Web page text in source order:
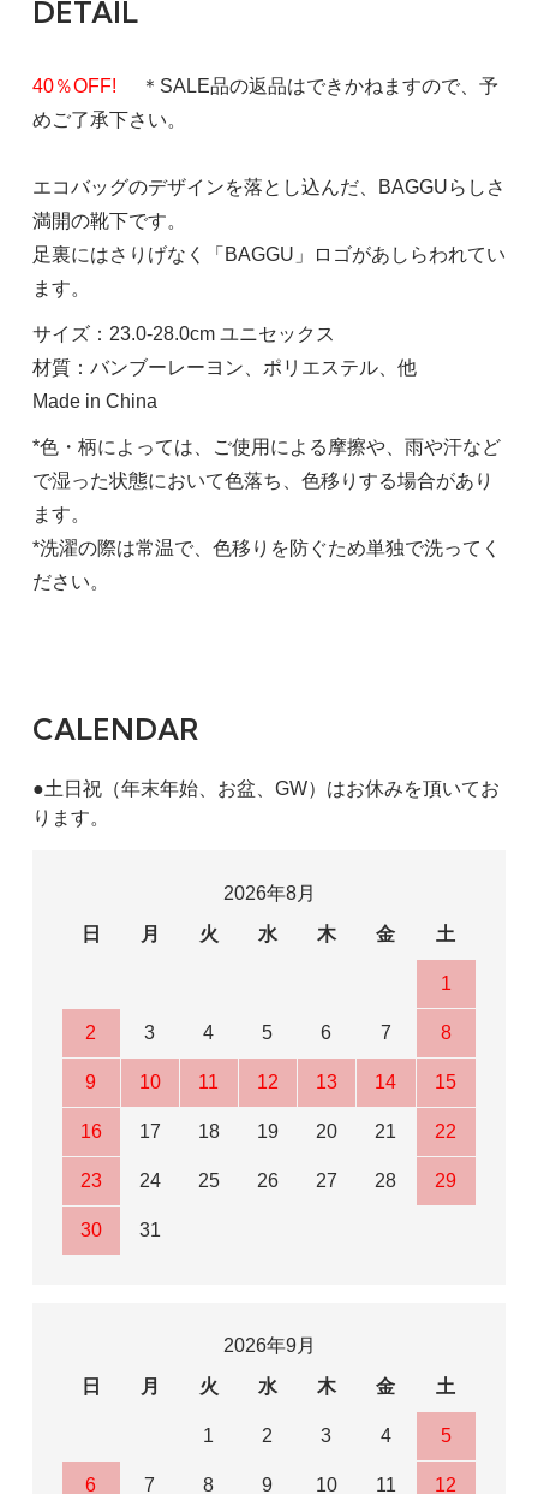
DETAIL
40％OFF! ＊SALE品の返品はできかねますので、予
めご了承下さい。
エコバッグのデザインを落とし込んだ、BAGGUらしさ
満開の靴下です。
足裏にはさりげなく「BAGGU」ロゴがあしらわれてい
ます。
サイズ：23.0-28.0cm ユニセックス
材質：バンブーレーヨン、ポリエステル、他
Made in China
*色・柄によっては、ご使用による摩擦や、雨や汗など
で湿った状態において色落ち、色移りする場合があり
ます。
*洗濯の際は常温で、色移りを防ぐため単独で洗ってく
ださい。
CALENDAR
●土日祝（年末年始、お盆、GW）はお休みを頂いてお
ります。
2026年8月
日
月 火 水 木 金 土
1
2 3 4 5 6 7 8
9 10 11 12 13 14 15
16 17 18 19 20 21 22
23 24 25 26 27 28 29
30 31
2026年9月
日
月 火 水 木 金 土
1 2 3 4 5
6 7 8 9 10 11 12